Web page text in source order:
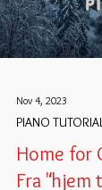
Nov 4, 2023
PIANO
Home for
Fra "hjem